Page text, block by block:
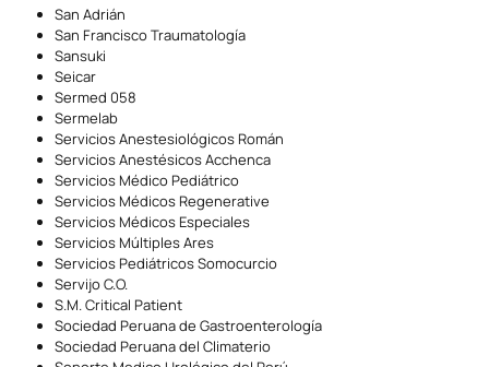
San Adrián
San Francisco Traumatología
Sansuki
Seicar
Sermed 058
Sermelab
Servicios Anestesiológicos Román
Servicios Anestésicos Acchenca
Servicios Médico Pediátrico
Servicios Médicos Regenerative
Servicios Médicos Especiales
Servicios Múltiples Ares
Servicios Pediátricos Somocurcio
Servijo C.O.
S.M. Critical Patient
Sociedad Peruana de Gastroenterología
Sociedad Peruana del Climaterio